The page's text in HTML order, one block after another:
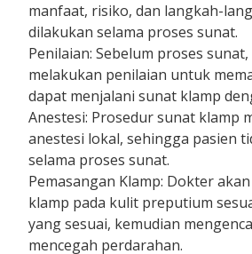
manfaat, risiko, dan langkah-
dilakukan selama proses sunat.
Penilaian: Sebelum proses
melakukan penilaian untuk
dapat menjalani sunat klamp
Anestesi: Prosedur sunat klamp
anestesi lokal, sehingga pasien
selama proses sunat.
Pemasangan Klamp: Dokter
klamp pada kulit preputium
yang sesuai, kemudian
mencegah perdarahan.